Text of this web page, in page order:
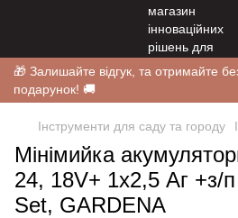
🎁 Залишайте відгук, та отримайте
подарунок! 🚚
Інструменти для саду та городу
Мінімийка
24, 18V+ 1х2,5 Аг +з/
Set, GARDENA